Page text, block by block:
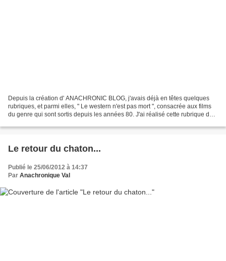
Depuis la création d' ANACHRONIC BLOG, j'avais déjà en têtes quelques
rubriques, et parmi elles, " Le western n'est pas mort ", consacrée aux films
du genre qui sont sortis depuis les années 80. J'ai réalisé cette rubrique dès
Le retour du chaton...
Publié le 25/06/2012 à 14:37
Par Anachronique Val